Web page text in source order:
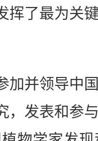
挥了最为关
并领导中国
，发表和参